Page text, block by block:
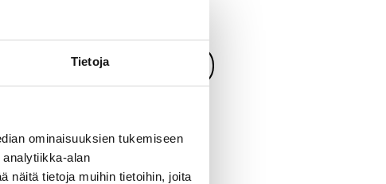
Tietoja
ominaisuuksien tukemiseen
alan
näitä tietoja muihin tietoihin, joita
PROJECT
Follow us on